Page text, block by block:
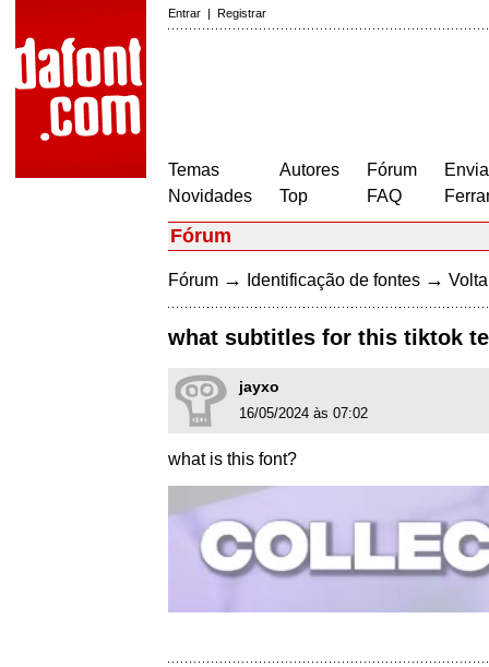
Entrar | Registrar
Temas
Novidades
Autores
Top
Fórum
FAQ
Fórum
Fórum → Identificação de fontes →
what subtitles for this tiktok
jayxo
16/05/2024 às 07:02
what is this font?